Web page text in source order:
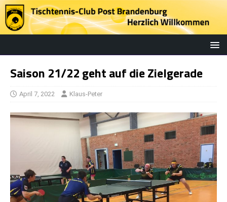
Saison 21/22 geht auf die Zielgerade
April 7, 2022 Klaus-Peter